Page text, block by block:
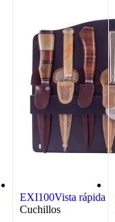
EXI100Vista rápida
Cuchillos